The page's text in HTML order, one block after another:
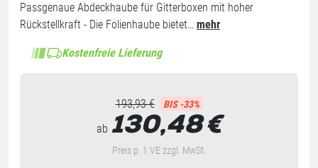
Passgenaue Abdeckhaube für Gitterboxen mit hoher
Rückstellkraft - Die Folienhaube bietet… mehr
Kostenfreie Lieferung
193,93 € BIS -33%
ab 130,48€
Preis p. 1 VE zzgl. MwSt.